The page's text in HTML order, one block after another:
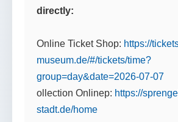
directly:
Online Ticket Shop: https://
museum.de/#/tickets/time?
group=day&date=2026-07-07
ollection Onlinep: https://
stadt.de/home